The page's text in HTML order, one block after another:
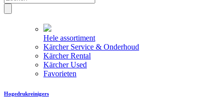
Hele assortiment
Kärcher Service & Onderhoud
Kärcher Rental
Kärcher Used
Favorieten
Hogedrukreinigers